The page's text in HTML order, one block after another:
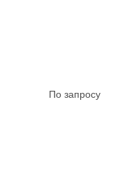
По запросу